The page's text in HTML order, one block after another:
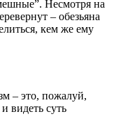
Несмотря на
– обезьяна
кем же ему
– это, пожалуй,
видеть суть